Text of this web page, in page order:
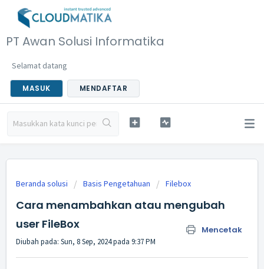
PT Awan Solusi Informatika
Selamat datang
MASUK MENDAFTAR
Beranda solusi Basis Pengetahuan Filebox
Cara menambahkan atau mengubah
user FileBox
Mencetak
Diubah pada: Sun, 8 Sep, 2024 pada 9:37 PM